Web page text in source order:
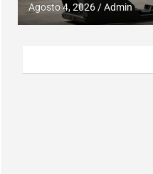
Agosto 4, 2026 Admin